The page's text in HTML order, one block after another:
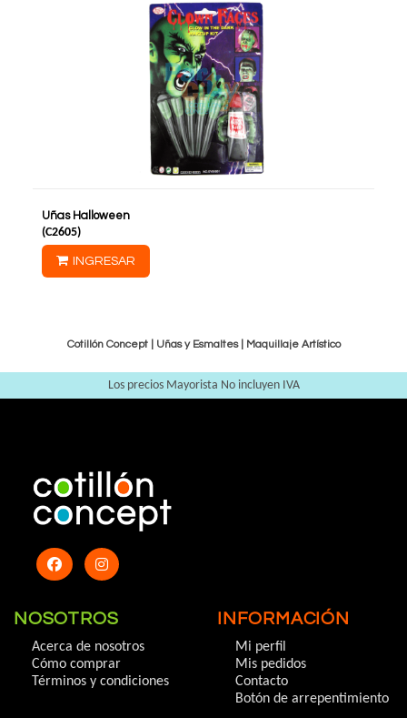
Uñas Halloween
(C2605)
INGRESAR
Cotillón Concept | Uñas y Esmaltes| Maquillaje Artístico
Los precios Mayorista No incluyen IVA
NOSOTROS
Acerca de nosotros
Cómo comprar
Términos y condiciones
INFORMACIÓN
Mi perfil
Mis pedidos
Contacto
Botón de arrepentimiento